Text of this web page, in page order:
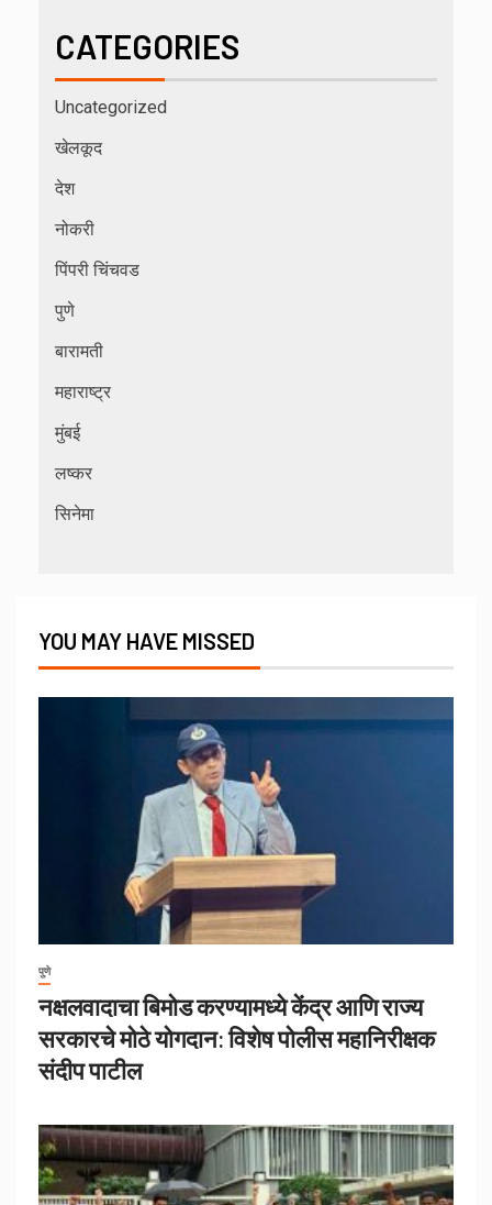
CATEGORIES
Uncategorized
खेलकूद
देश
नोकरी
पिंपरी चिंचवड
पुणे
बारामती
महाराष्ट्र
मुंबई
लष्कर
सिनेमा
YOU MAY HAVE MISSED
पुणे
नक्षलवादाचा बिमोड करण्यामध्ये केंद्र आणि राज्य
सरकारचे मोठे योगदान: विशेष पोलीस महानिरीक्षक
संदीप पाटील